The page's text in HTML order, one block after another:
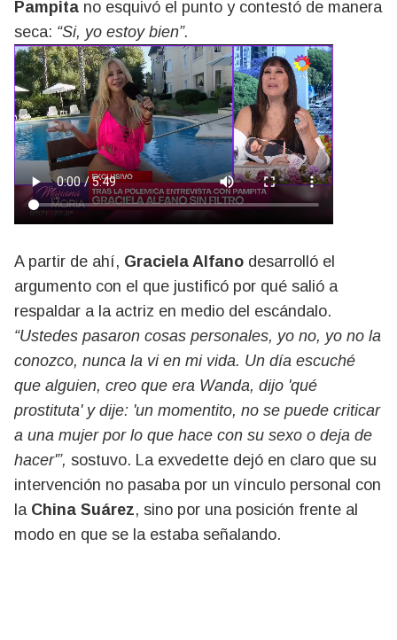
Pampita no esquivó el punto y contestó de manera
seca: “Si, yo estoy bien”.
A partir de ahí, Graciela Alfano desarrolló el
argumento con el que justificó por qué salió a
respaldar a la actriz en medio del escándalo.
“Ustedes pasaron cosas personales, yo no, yo no la
conozco, nunca la vi en mi vida. Un día escuché
que alguien, creo que era Wanda, dijo 'qué
prostituta' y dije: 'un momentito, no se puede criticar
a una mujer por lo que hace con su sexo o deja de
hacer'”, sostuvo. La exvedette dejó en claro que su
intervención no pasaba por un vínculo personal con
la China Suárez, sino por una posición frente al
modo en que se la estaba señalando.